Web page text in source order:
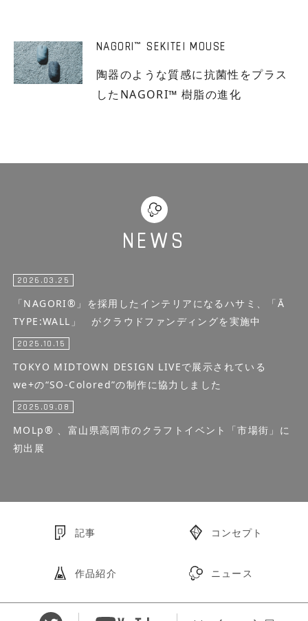
NAGORI™ SEKITEI MOUSE
陶器のような質感に抗菌性をプラス
したNAGORI™ 樹脂の進化
NEWS
2026.03.25
「NAGORI®」を採用したインテリアになるハサミ、「Ā
TYPE:WALL」 がクラウドファンディングを実施中
2025.10.15
TOKYO MIDTOWN DESIGN LIVEで展示されている
we+の“SO-Colored”の制作に協力しました
2025.09.08
MOLp® 、富山県高岡市のクラフトイベント「市場街」に
初出展
記事 コンセプト
作品紹介 ニュース